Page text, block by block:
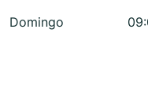
Domingo